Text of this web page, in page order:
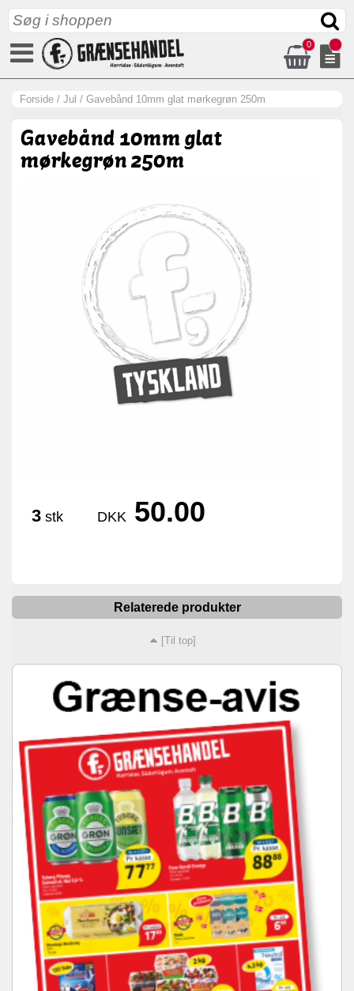
0
Forside / Jul / Gavebånd 10mm glat mørkegrøn 250m
Gavebånd 10mm glat
mørkegrøn 250m
3 stk DKK 50.00
Relaterede produkter
[Til top]